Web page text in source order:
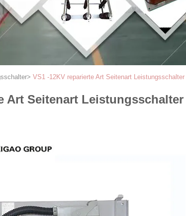
> VS1 -12KV reparierte Art Seitenart Leistungsschalter
Art Seitenart Leistungsschalter